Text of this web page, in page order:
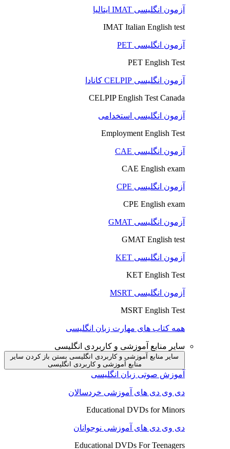
آزمون انگلیسی IMAT ایتالیا
IMAT Italian English test
آزمون انگلیسی PET
PET English Test
آزمون انگلیسی CELPIP کانادا
CELPIP English Test Canada
آزمون انگلیسی استخدامی
Employment English Test
آزمون انگلیسی CAE
CAE English exam
آزمون انگلیسی CPE
CPE English exam
آزمون انگلیسی GMAT
GMAT English test
آزمون انگلیسی KET
KET English Test
آزمون انگلیسی MSRT
MSRT English Test
همه کتاب های مهارت زبان انگلیسی
سایر منابع آموزشی و کاربردی انگلیسی
سایر منابع آموزشی و کاربردی انگلیسی بستن باز کردن سایر
منابع آموزشی و کاربردی انگلیسی
آموزش صوتی زبان انگلیسی
دی وی دی های آموزشی خردسالان
Educational DVDs for Minors
دی وی دی های آموزشی نوجوانان
Educational DVDs For Teenagers